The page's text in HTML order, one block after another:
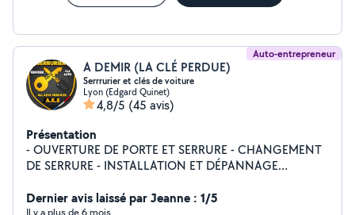
Auto-entrepreneur
A DEMIR (LA CLÉ PERDUE)
Serrrurier et clés de voiture
Lyon (Edgard Quinet)
4,8/5 (45 avis)
Présentation
- OUVERTURE DE PORTE ET SERRURE - CHANGEMENT
DE SERRURE - INSTALLATION ET DÉPANNAGE
COFFRE FORT, SERRURE DE GARAGE, SERRURE BLINDÉ
Dernier avis laissé par Jeanne : 1/5
Il y a plus de 6 mois